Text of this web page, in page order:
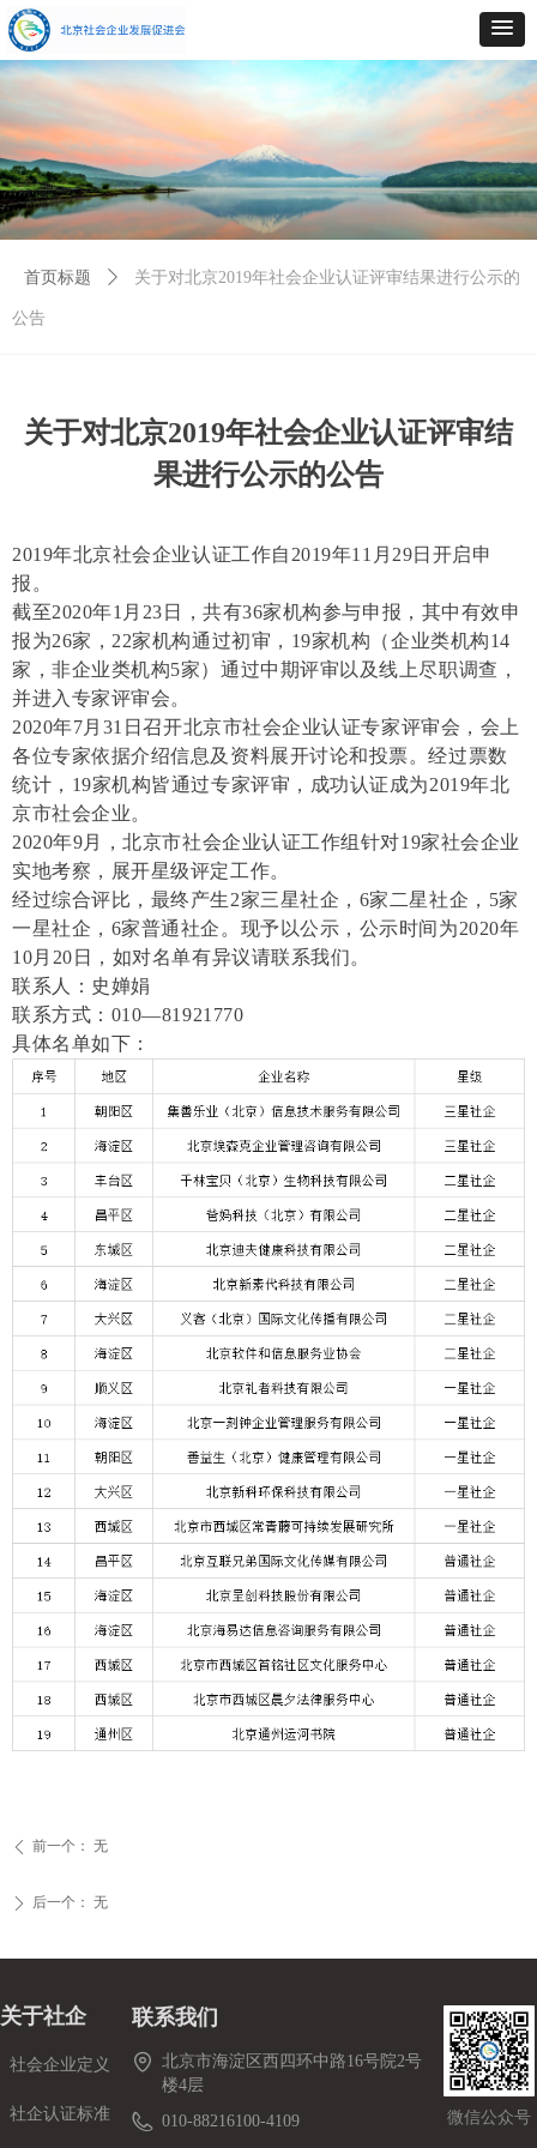
关于对北京2019年社会企业认证评审结
果进行公示的公告
2019年北京社会企业认证工作自 2019年11 月 29日开启申
报。
截至2020年1 月 23 日，共有36家机构参与申报，其中有效申
报为26家， 22家机构通过初审， 19家机构（企业类机构14
家，非企业类机构5家）通过中期评审以及线上尽职调查，
并进入专家评审会。
2020年7月 31 日召开北京市社会企业认证专家评审会，会上
各位专家依据介绍信息及资料展开讨论和投票。经过票数
统计， 19家机构皆通过专家评审，成功认证成为2019年北
京市社会企业。
2020年9月，北京市社会企业认证工作组针对19家社会企业
实地考察，展开星级评定工作。
经过综合评比，最终产生2家三星社企， 6家二星社企， 5家
一星社企， 6家普通社企。现予以公示，公示时间为2020年
1 0月 20 日，如对名单有异议请联系我们。
联系人：史婵娟
联系方式： 010—81921770
具体名单如下：
首页标题 ꄲ 关于对北京2019年社会企业认证评审结果进行公示的
公告
ꄴ 前一个： 无
ꄲ 后一个： 无
联系我们
北京市海淀区西四环中路16号院2号
楼4层
010-88216100-4109
微信公众号
社会企业定义
社企认证标准
关于社企